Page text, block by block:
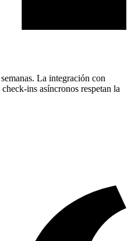
La integración con
ins asíncronos respetan la